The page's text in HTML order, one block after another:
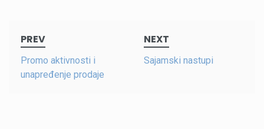
navigation
PREV
Promo aktivnosti i
unapređenje prodaje
NEXT
Sajamski nastupi